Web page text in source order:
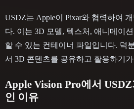
USDZ는 Apple이 Pixar와 협력하여
다. 이는 3D 모델, 텍스처, 애니메이
할 수 있는 컨테이너 파일입니다. 덕
서 3D 콘텐츠를 공유하고 활용하기
Apple Vision Pro에서
인 이유